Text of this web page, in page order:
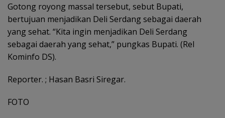
Gotong royong massal tersebut, sebut Bupati,
bertujuan menjadikan Deli Serdang sebagai daerah
yang sehat. “Kita ingin menjadikan Deli Serdang
sebagai daerah yang sehat,” pungkas Bupati. (Rel
Kominfo DS).
Reporter. ; Hasan Basri Siregar.
FOTO